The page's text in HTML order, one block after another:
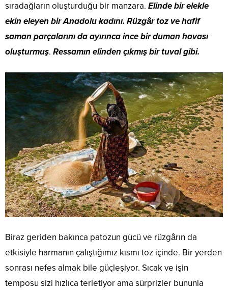
sıradağların oluşturduğu bir manzara. Elinde bir elekle
ekin eleyen bir Anadolu kadını. Rüzgâr toz ve hafif
saman parçalarını da ayırınca ince bir duman havası
oluşturmuş. Ressamın elinden çıkmış bir tuval gibi.
Biraz geriden bakınca patozun gücü ve rüzgârın da
etkisiyle harmanın çalıştığımız kısmı toz içinde. Bir yerden
sonrası nefes almak bile güçleşiyor. Sıcak ve işin
temposu sizi hızlıca terletiyor ama sürprizler bununla